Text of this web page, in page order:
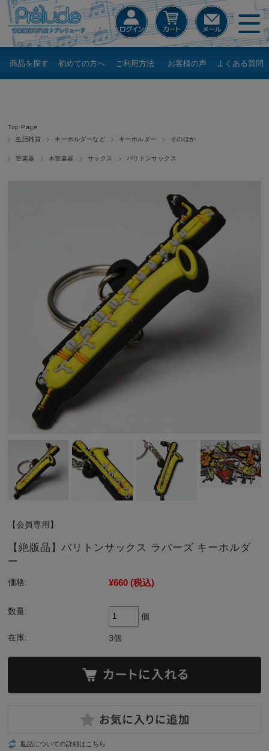
商品を探す 初めての方へ ご利用方法 お客様の声 よくある質問
Top Page
生活雑貨
キーホルダーなど キーホルダー そのほか
管楽器 木管楽器 サックス バリトンサックス
【会員専用】
【絶版品】バリトンサックス ラバーズ キーホルダ
ー
価格: ¥660 (税込)
数量:
個
在庫: 3個
返品についての詳細はこちら